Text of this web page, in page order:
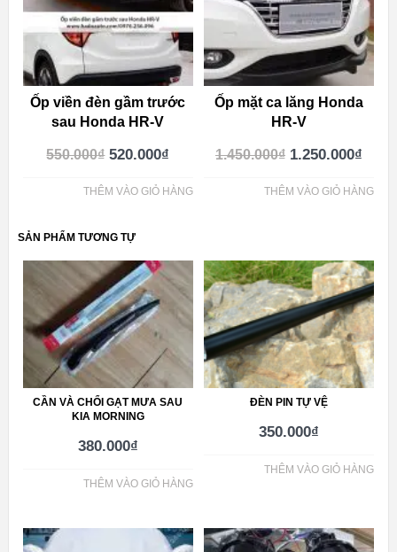
Ốp viền đèn gầm trước
sau Honda HR-V
550.000₫ 520.000₫
THÊM VÀO GIỎ HÀNG
Ốp mặt ca lăng Honda
HR-V
1.450.000₫ 1.250.000₫
THÊM VÀO GIỎ HÀNG
SẢN PHẨM TƯƠNG TỰ
CẦN VÀ CHỔI GẠT MƯA SAU
KIA MORNING
380.000₫
THÊM VÀO GIỎ HÀNG
ĐÈN PIN TỰ VỆ
350.000₫
THÊM VÀO GIỎ HÀNG